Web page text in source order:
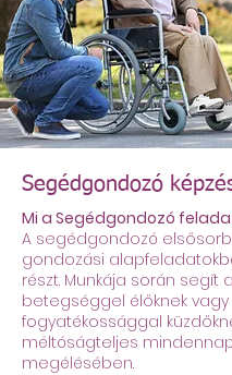
Segédgondozó
Mi a Segédgondozó
A segédgondozó
gondozási
részt. Munkája során segít
betegséggel élőknek vagy
fogyatékossággal
méltóságteljes
megélésében.